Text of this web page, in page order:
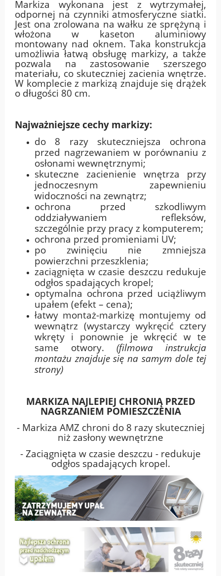
Markiza wykonana jest z wytrzymałej,
odpornej na czynniki atmosferyczne siatki.
Jest ona zrolowana na wałku ze sprężyną i
włożona w kaseton aluminiowy
montowany nad oknem. Taka konstrukcja
umożliwia łatwą obsługę markizy, a także
pozwala na zastosowanie szerszego
materiału, co skuteczniej zacienia wnętrze.
W komplecie z markizą znajduje się drążek
o długości 80 cm.
Najważniejsze cechy markizy:
do 8 razy skuteczniejsza ochrona
przed nagrzewaniem w porównaniu z
osłonami wewnętrznymi;
skuteczne zacienienie wnętrza przy
jednoczesnym zapewnieniu
widoczności na zewnątrz;
ochrona przed szkodliwym
oddziaływaniem refleksów,
szczególnie przy pracy z komputerem;
ochrona przed promieniami UV;
po zwinięciu nie zmniejsza
powierzchni przeszklenia;
zaciągnięta w czasie deszczu redukuje
odgłos spadających kropel;
optymalna ochrona przed uciążliwym
upałem (efekt – cena);
łatwy montaż-markizę montujemy od
wewnątrz (wystarczy wykręcić cztery
wkręty i ponownie je wkręcić w te
same otwory. (filmowa instrukcja
montażu znajduje się na samym dole tej
strony)
MARKIZA NAJLEPIEJ CHRONIĄ PRZED
NAGRZANIEM POMIESZCZENIA
- Markiza AMZ chroni do 8 razy skuteczniej
niż zasłony wewnętrzne
- Zaciągnięta w czasie deszczu - redukuje
odgłos spadających kropel.